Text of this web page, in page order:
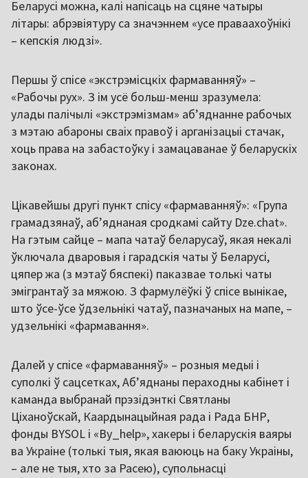
Беларусі можна, калі напісаць на сцяне чатыры
літары: абрэвіятуру са значэннем «усе праваахоўнікі
– кепскія людзі».
Першы ў спісе «экстрэмісцкіх фармаванняў» –
«Рабочы рух». З ім усё больш-менш зразумела:
улады палічылі «экстрэмізмам» аб’яднанне рабочых
з мэтаю абароны сваіх правоў і арганізацыі стачак,
хоць права на забастоўку і замацаванае ў беларускіх
законах.
Цікавейшы другі пункт спісу «фармаванняў»: «Група
грамадзянаў, аб’яднаная сродкамі сайту Dze.chat».
На гэтым сайце – мапа чатаў беларусаў, якая некалі
ўключала дваровыя і гарадскія чаты ў Беларусі,
цяпер жа (з мэтаў бяспекі) паказвае толькі чаты
эмігрантаў за мяжою. З фармулёўкі ў спісе вынікае,
што ўсе-ўсе ўдзельнікі чатаў, пазначаных на мапе, –
удзельнікі «фармавання».
Далей у спісе «фармаванняў» – розныя медыі і
суполкі ў сацсетках, Аб’яднаны пераходны кабінет і
каманда выбранай прэзідэнткі Святланы
Ціханоўскай, Каардынацыйная рада і Рада БНР,
фонды BYSOL і «By_help», хакеры і беларускія ваяры
ва Украіне (толькі тыя, якая ваююць на баку Украіны,
– але не тыя, хто за Расею), супольнасці